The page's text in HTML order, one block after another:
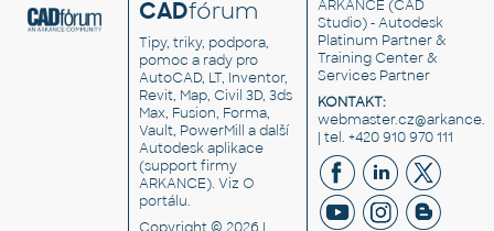
CADfórum
Tipy, triky, podpora,
pomoc a rady pro
AutoCAD, LT, Inventor,
Revit, Map, Civil 3D, 3ds
Max, Fusion, Forma,
Vault, PowerMill a další
Autodesk aplikace
(support firmy
ARKANCE). VizO
portálu.
ARKANCE (CAD
Studio) - Autodesk
Platinum Partner &
Training Center &
Services Partner
KONTAKT:
| tel. +420 910 970 111